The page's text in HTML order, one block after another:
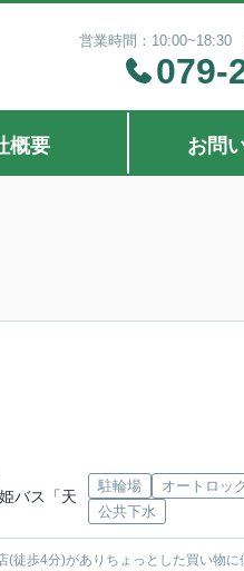
営業時間：10:00~18:30
079-
概要 お問
バス「天
駐輪場 オートロッ
公共下水
(徒歩4分)がありちょっとした買い物